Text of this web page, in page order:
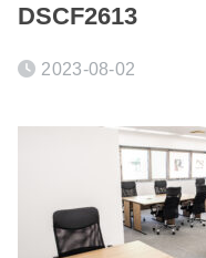
DSCF2613
2023-08-02